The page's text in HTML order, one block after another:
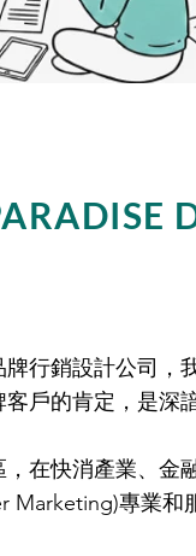
行銷設計公司，
戶的肯定，是深
在快消產業、金
專業和